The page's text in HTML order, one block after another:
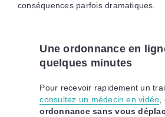
conséquences parfois dramatiques.
Une ordonnance en
quelques minutes
Pour recevoir rapidement un
consultez un médecin en vidéo,
ordonnance sans vous